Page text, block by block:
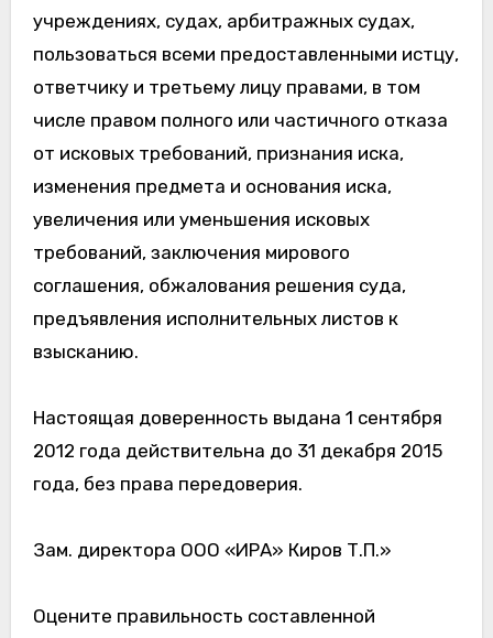
учреждениях, судах, арбитражных судах,
пользоваться всеми предоставленными истцу,
ответчику и третьему лицу правами, в том
числе правом полного или частичного отказа
от исковых требований, признания иска,
изменения предмета и основания иска,
увеличения или уменьшения исковых
требований, заключения мирового
соглашения, обжалования решения суда,
предъявления исполнительных листов к
взысканию.
Настоящая доверенность выдана 1 сентября
2012 года действительна до 31 декабря 2015
года, без права передоверия.
Зам. директора ООО «ИРА» Киров Т.П.»
Оцените правильность составленной